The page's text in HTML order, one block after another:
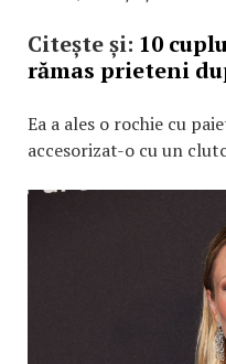
Citește și: 10
rămas prieteni
Ea a ales o rochie cu
accesorizat-o cu un